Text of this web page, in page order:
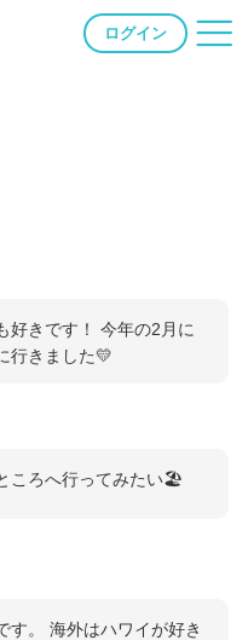
ログイン
好きです！ 今年の2月に
行きました💛
ころへ行ってみたい🏖️
す。 海外はハワイが好き